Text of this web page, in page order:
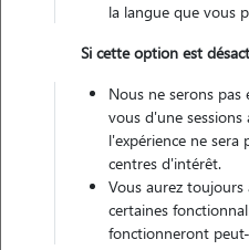
la langue que vous
Si cette option est
Nous ne serons
vous d'une sessions
l'expérience ne
centres d'intérêt.
Vous aurez toujours
certaines
fonctionneront